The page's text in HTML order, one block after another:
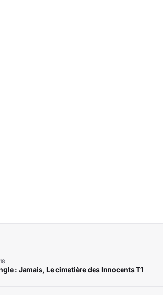
: Jamais, Le cimetière des Innocents T1